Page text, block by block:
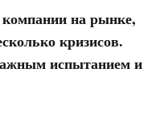
компании на рынке,
кризисов.
испытанием и